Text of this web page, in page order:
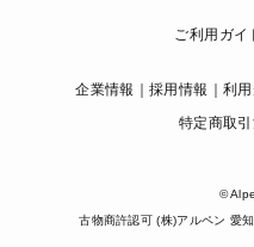
ご利用ガイ
企業情報 採用情報 利
特定商取
©
古物商許認可 (株)アルペン